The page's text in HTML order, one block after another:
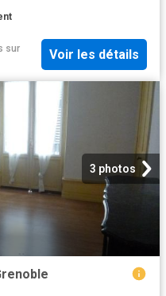
sur
Voir les détails
3 photos